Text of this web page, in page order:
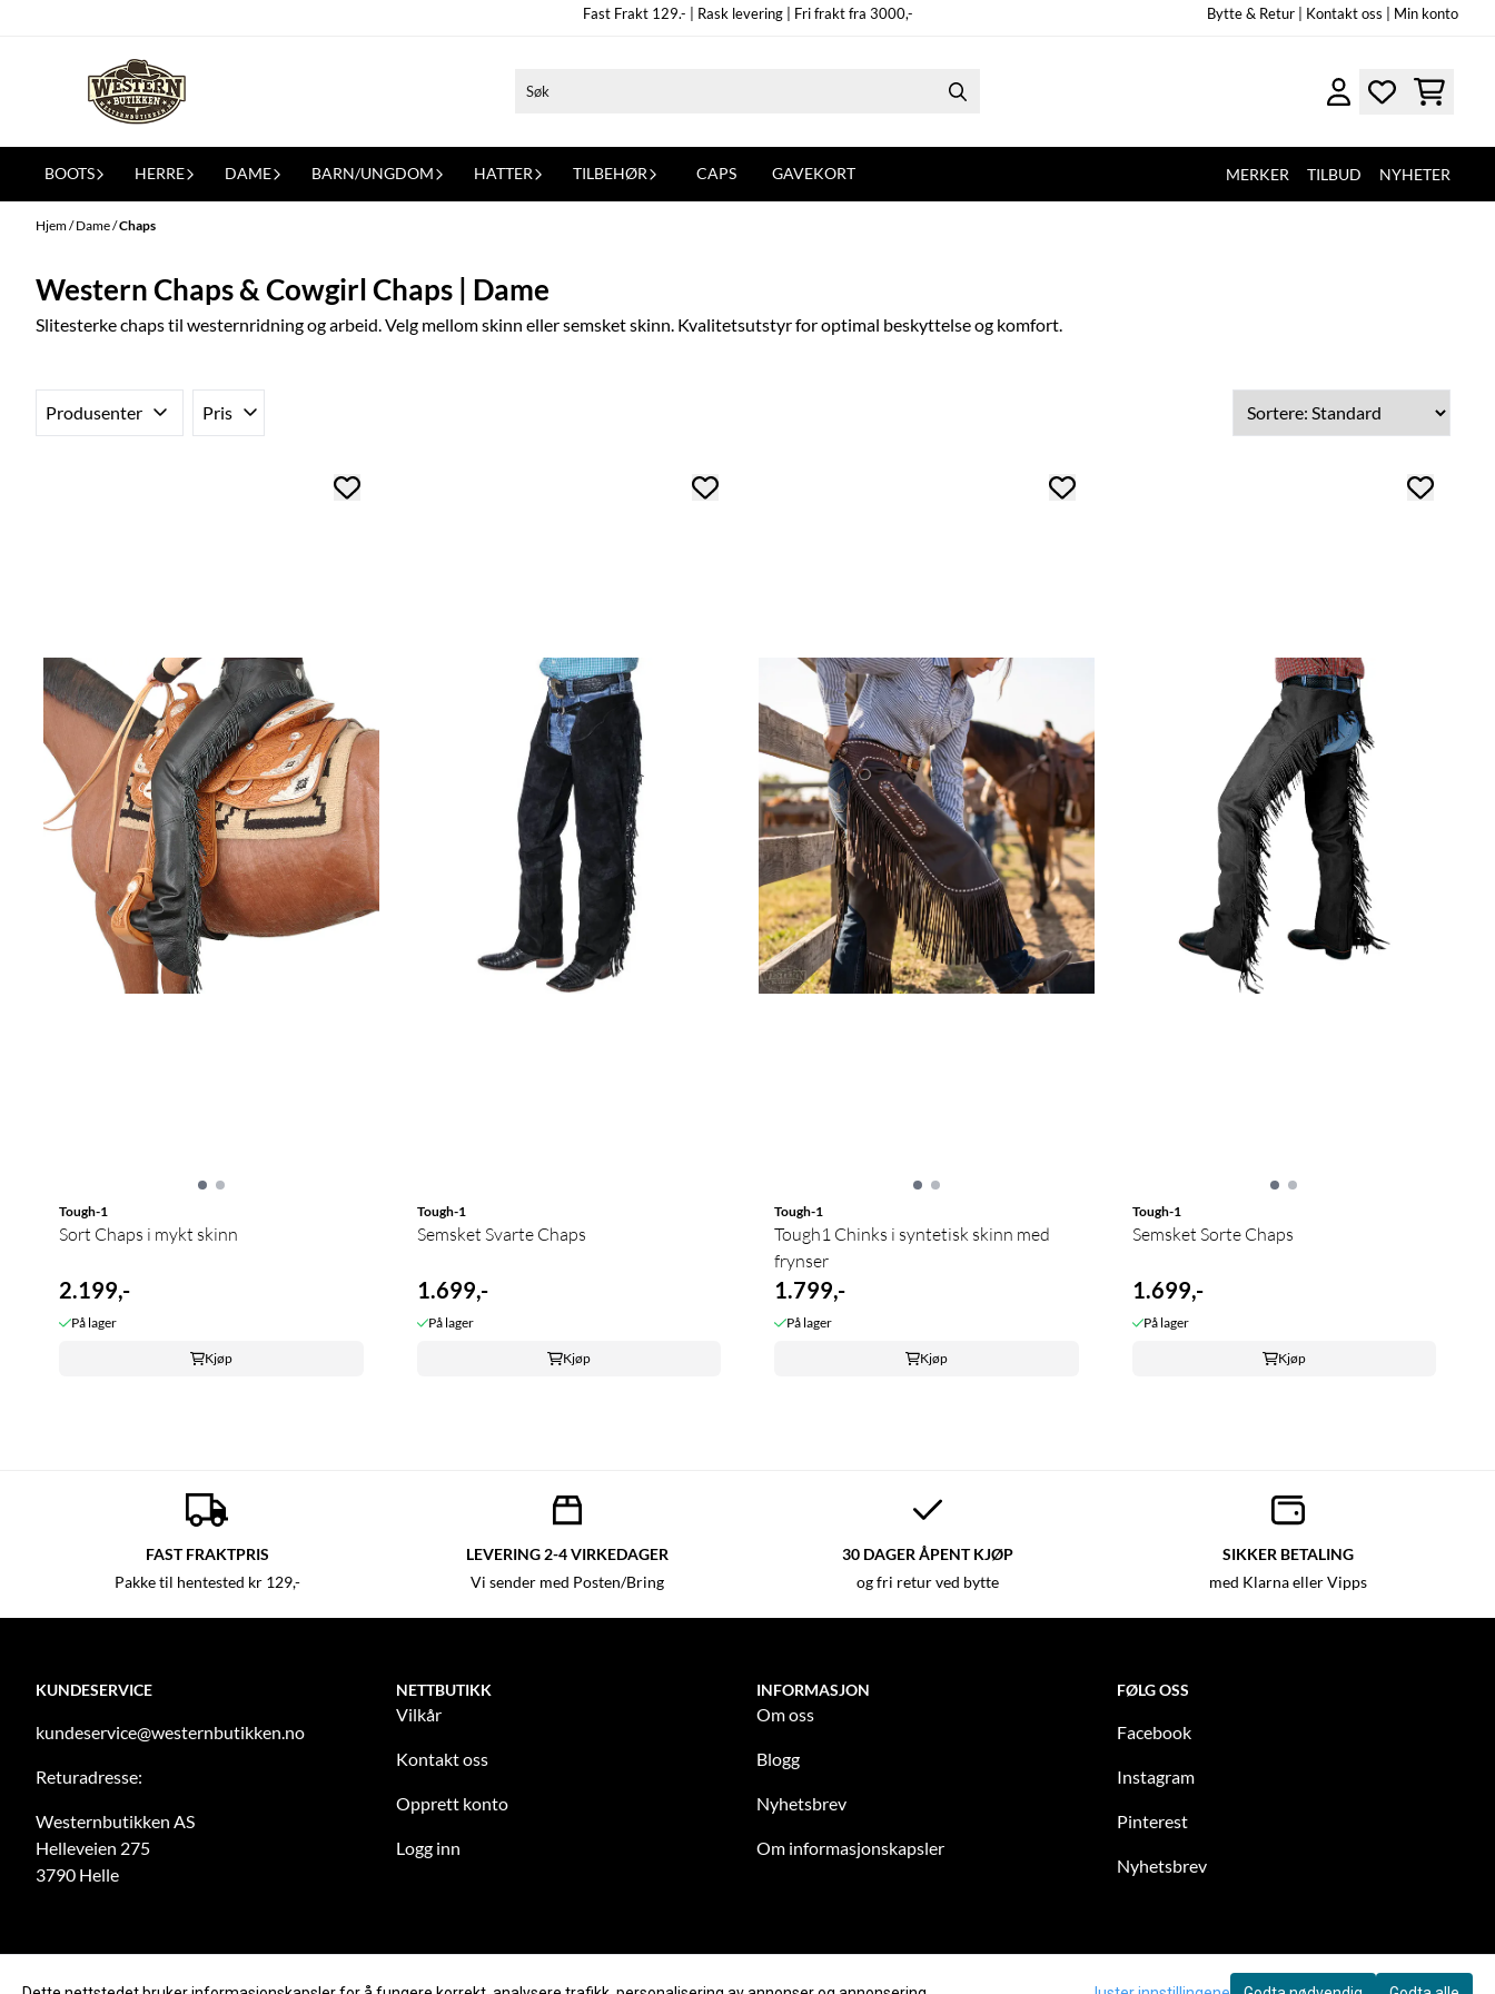
Fast Frakt 129.- | Rask levering | Fri frakt fra 3000,- Bytte & Retur Kontakt oss | Min konto
BOOTS HERRE DAME BARN/UNGDOM HATTER TILBEHØR CAPS GAVEKORT MERKER TILBUD NYHETER
Hjem/Dame/Chaps
Western Chaps & Cowgirl Chaps | Dame
Slitesterke chaps til westernridning og arbeid. Velg mellom skinn eller semsket skinn. Kvalitetsutstyr for optimal beskyttelse og komfort.
Produsenter Pris
Tough-1
Sort Chaps i mykt skinn
2.199,-
På lager
Kjøp
Tough-1
Semsket Svarte Chaps
1.699,-
På lager
Kjøp
Tough-1
Tough1 Chinks i syntetisk skinn med
frynser
1.799,-
På lager
Kjøp
Tough-1
Semsket Sorte Chaps
1.699,-
På lager
Kjøp
FAST FRAKTPRIS
Pakke til hentested kr 129,-
LEVERING 2-4 VIRKEDAGER
Vi sender med Posten/Bring
30 DAGER ÅPENT KJØP
og fri retur ved bytte
SIKKER BETALING
med Klarna eller Vipps
KUNDESERVICE
kundeservice@westernbutikken.no
Returadresse:
Westernbutikken AS
Helleveien 275
3790 Helle
NETTBUTIKK
Vilkår
Kontakt oss
Opprett konto
Logg inn
INFORMASJON
Om oss
Blogg
Nyhetsbrev
Om informasjonskapsler
FØLG OSS
Facebook
Instagram
Pinterest
Nyhetsbrev